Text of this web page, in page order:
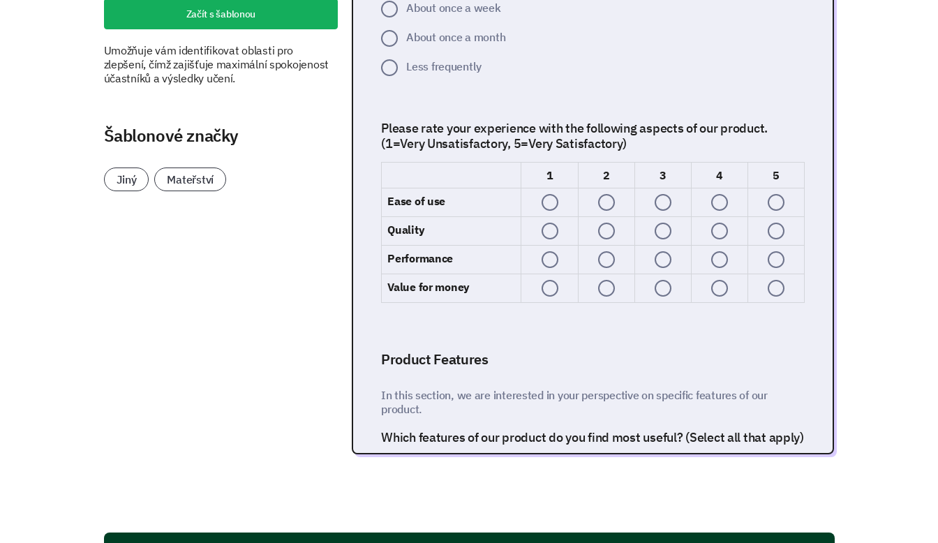
Začít s šablonou
Umožňuje vám identifikovat oblasti pro
zlepšení, čímž zajišťuje maximální spokojenost
účastníků a výsledky učení.
Šablonové značky
Jiný Mateřství
About once a week
About once a month
Less frequently
Please rate your experience with the following aspects of our product.
(1=Very Unsatisfactory, 5=Very Satisfactory)
1 2 3 4
5
Ease of use
Quality
Performance
Value for money
Product Features
In this section, we are interested in your perspective on specific features of our
product.
Which features of our product do you find most useful? (Select all that apply)